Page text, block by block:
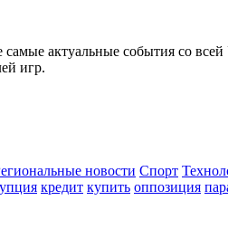
самые актуальные события со
игр.
новости Спорт
кредит купить оппозиция